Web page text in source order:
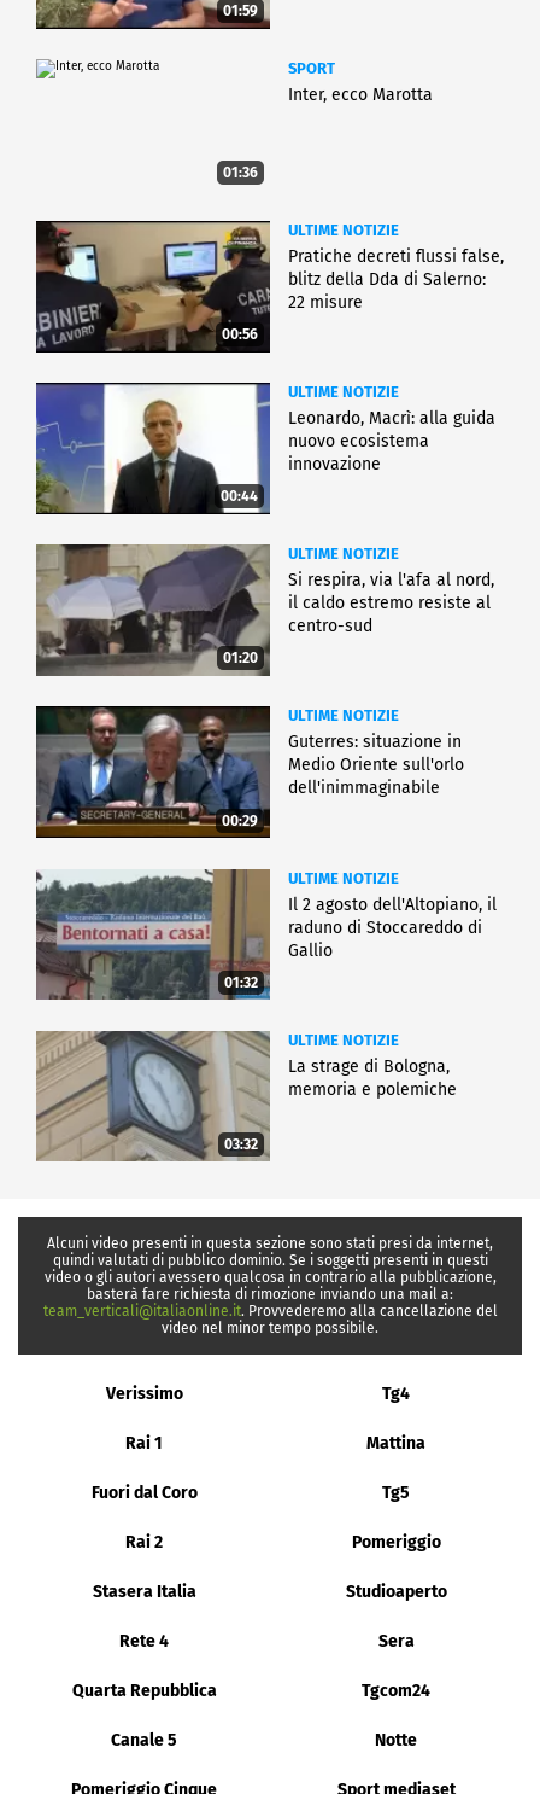
01:59
01:36
SPORT
Inter, ecco Marotta
00:56
ULTIME NOTIZIE
Pratiche decreti flussi false,
blitz della Dda di Salerno:
22 misure
00:44
ULTIME NOTIZIE
Leonardo, Macrì: alla guida
nuovo ecosistema
innovazione
01:20
ULTIME NOTIZIE
Si respira, via l'afa al nord,
il caldo estremo resiste al
centro-sud
00:29
ULTIME NOTIZIE
Guterres: situazione in
Medio Oriente sull'orlo
dell'inimmaginabile
01:32
ULTIME NOTIZIE
Il 2 agosto dell'Altopiano, il
raduno di Stoccareddo di
Gallio
03:32
ULTIME NOTIZIE
La strage di Bologna,
memoria e polemiche
Alcuni video presenti in questa sezione sono stati presi da internet,
quindi valutati di pubblico dominio. Se i soggetti presenti in questi
video o gli autori avessero qualcosa in contrario alla pubblicazione,
basterà fare richiesta di rimozione inviando una mail a:
team_verticali@italiaonline.it. Provvederemo alla cancellazione del
video nel minor tempo possibile.
Verissimo Tg4
Rai 1 Mattina
Fuori dal Coro Tg5
Rai 2 Pomeriggio
Stasera Italia Studioaperto
Rete 4 Sera
Quarta Repubblica Tgcom24
Canale 5 Notte
Pomeriggio Cinque Sport mediaset